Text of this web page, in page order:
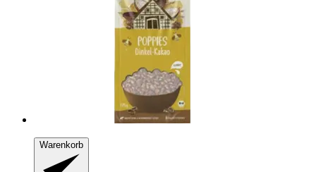
Warenkorb